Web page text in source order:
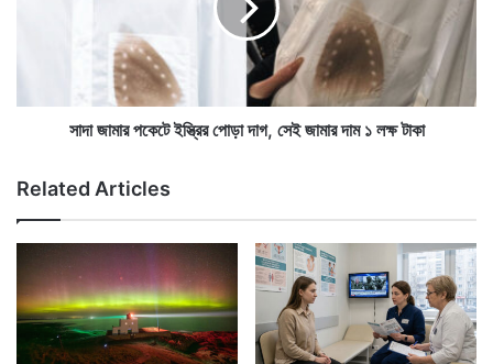
ইউক্রেনের সঙ্গে সংঘাত পরিস্থিতি এই অবস্থার জন্য দায়ী বলে
লাফিয়ে লাফিয়ে আনাজের দাম বাড়ছে। ফলের দাম বাড়ছে। যা
লে
পু
রু
ষ
ন
ই
ড়া
দা
গ
সে
ই
সাদা জামার পকেটে ইস্ত্রির পোড়া দাগ, সেই জামার দাম ১ লক্ষ টাকা
Related Articles